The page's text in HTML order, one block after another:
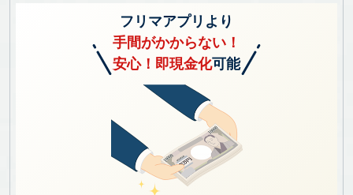
フリマアプリより
手間がかからない！
安心！即現金化可能